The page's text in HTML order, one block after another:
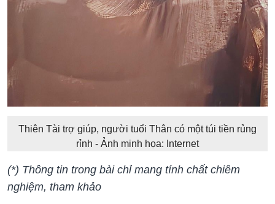
Thiên Tài trợ giúp, người tuổi Thân có một túi tiền rủng
rỉnh - Ảnh minh họa: Internet
(*) Thông tin trong bài chỉ mang tính chất chiêm
nghiệm, tham khảo